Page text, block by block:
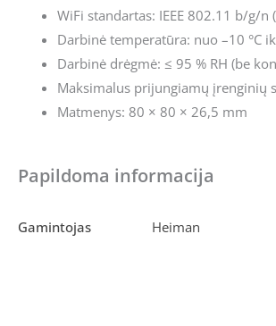
WiFi standartas: IEEE 802.11 b/g/n
Darbinė temperatūra: nuo –10 °C
Darbinė drėgmė: ≤ 95 % RH (be
Maksimalus prijungiamų įrenginių
Matmenys: 80 × 80 × 26,5 mm
Papildoma informacija
Gamintojas Heiman